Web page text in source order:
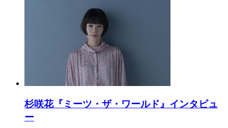
杉咲花『ミーツ・ザ・ワールド』インタビュ
ー